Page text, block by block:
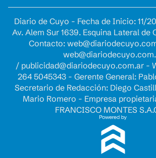
Diario de Cuyo - Fecha de Inicio: 11/
Av. Alem Sur 1639. Esquina Lateral
Contacto:
/ publicidad@diariodecuyo.com.ar-
264 5045343 - Gerente General:
Secretario de Redacción: Diego
Mario Romero - Empresa
FRANCISCO MONTES